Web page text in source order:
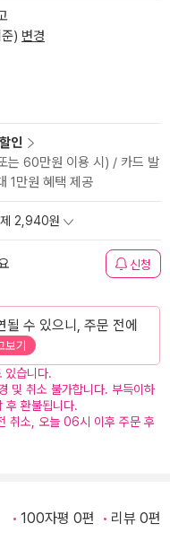
) 변경
인
는 60만원 이용 시) / 카드 발
1만원 혜택 제공
제 2,940원
신청
될 수 있으니, 주문 전에
보기
있습니다.
및 취소 불가합니다. 부득이하
환불됩니다.
취소, 오늘 06시 이후 주문 후
100자평 0편 리뷰 0편